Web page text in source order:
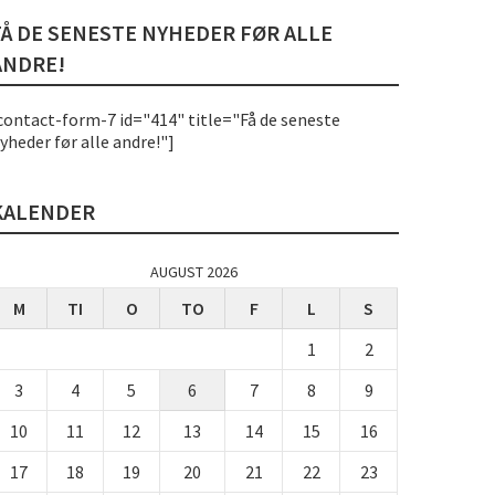
DE SENESTE NYHEDER FØR ALLE
form-7 id="414" title="Få de seneste
før alle andre!"]
AUGUST 2026
M TI O TO F L
S
1
2
3
4 5 6 7 8
9
10
11 12 13 14 15
16
17
18 19 20 21 22 23